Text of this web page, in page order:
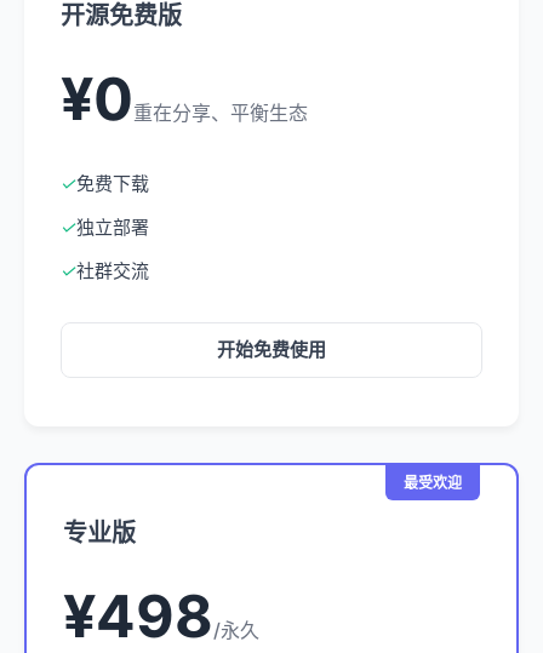
开源免费版
¥0重在分享、平衡生态
✓免费下载
✓独立部署
✓社群交流
开始免费使用
最受欢迎
专业版
¥498/永久